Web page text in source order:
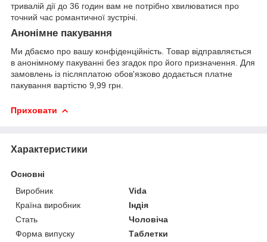
тривалій дії до 36 годин вам не потрібно хвилюватися про
точний час романтичної зустрічі.
Анонімне пакування
Ми дбаємо про вашу конфіденційність. Товар відправляється
в анонімному пакуванні без згадок про його призначення. Для
замовлень із післяплатою обов'язково додається платне
пакування вартістю 9,99 грн.
Приховати
Характеристики
Основні
Виробник
Vida
Країна виробник
Індія
Стать
Чоловіча
Форма випуску
Таблетки